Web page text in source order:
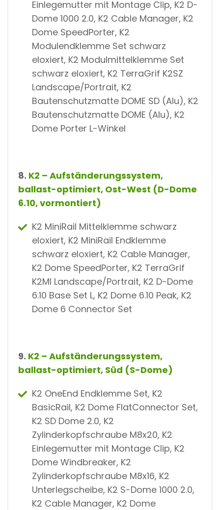
Einlegemutter mit Montage Clip, K2 D-
Dome 1000 2.0, K2 Cable Manager, K2
Dome SpeedPorter, K2
Modulendklemme Set schwarz
eloxiert, K2 Modulmittelklemme Set
schwarz eloxiert, K2 TerraGrif K2SZ
Landscape/Portrait, K2
Bautenschutzmatte DOME SD (Alu), K2
Bautenschutzmatte DOME (Alu), K2
Dome Porter L-Winkel
8. K2 – Aufständerungssystem,
ballast-optimiert, Ost-West (D-Dome
6.10, vormontiert)
K2 MiniRail Mittelklemme schwarz
eloxiert, K2 MiniRail Endklemme
schwarz eloxiert, K2 Cable Manager,
K2 Dome SpeedPorter, K2 TerraGrif
K2MI Landscape/Portrait, K2 D-Dome
6.10 Base Set L, K2 Dome 6.10 Peak, K2
Dome 6 Connector Set
9. K2 – Aufständerungssystem,
ballast-optimiert, Süd (S-Dome)
K2 OneEnd Endklemme Set, K2
BasicRail, K2 Dome FlatConnector Set,
K2 SD Dome 2.0, K2
Zylinderkopfschraube M8x20, K2
Einlegemutter mit Montage Clip, K2
Dome Windbreaker, K2
Zylinderkopfschraube M8x16, K2
Unterlegscheibe, K2 S-Dome 1000 2.0,
K2 Cable Manager, K2 Dome